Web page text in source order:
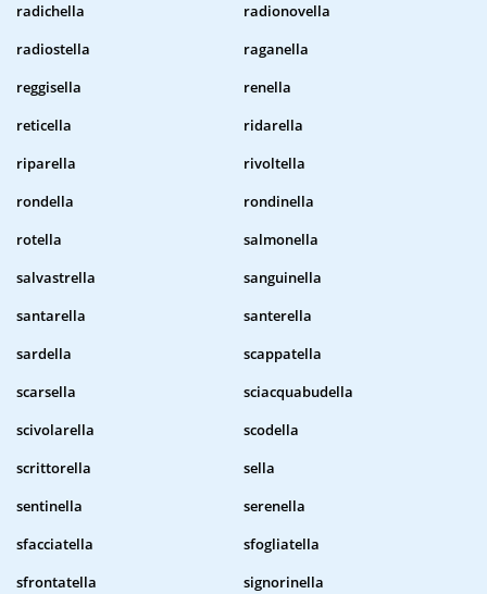
radichella
radionovella
radiostella
raganella
reggisella
renella
reticella
ridarella
riparella
rivoltella
rondella
rondinella
rotella
salmonella
salvastrella
sanguinella
santarella
santerella
sardella
scappatella
scarsella
sciacquabudella
scivolarella
scodella
scrittorella
sella
sentinella
serenella
sfacciatella
sfogliatella
sfrontatella
signorinella